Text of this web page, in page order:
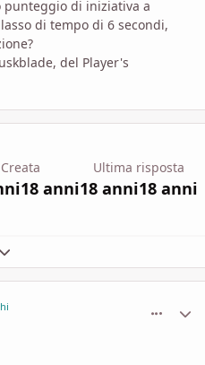
punteggio di iniziativa a
di tempo di 6 secondi,
del Player's
Creata
18 anni
Ultima risposta
18 anni18 anni
Espandi panoramica del topic